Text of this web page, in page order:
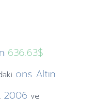
636.63$
ons Altın
2006 ve